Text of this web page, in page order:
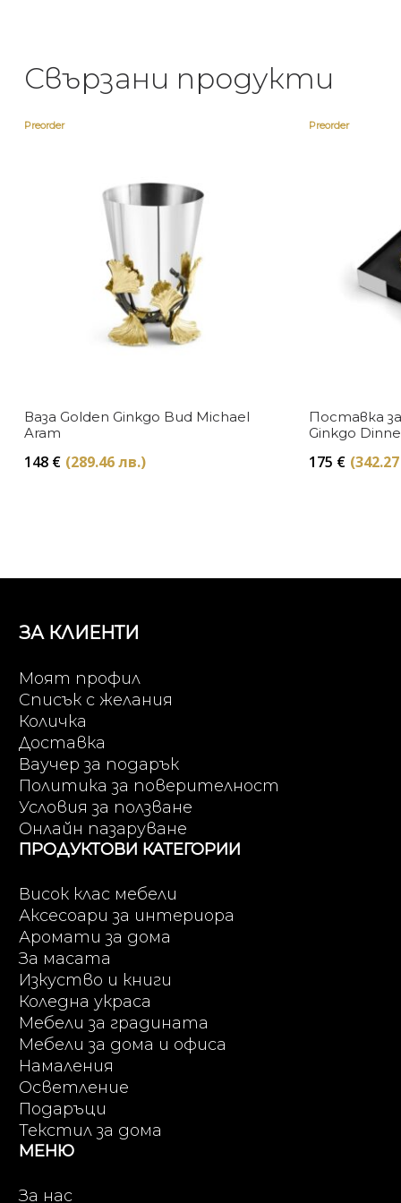
Свързани продукти
Preorder
Ваза Golden Ginkgo Bud Michael
Aram
148 € (289.46 лв.)
Preorder
Поставка
Ginkgo
175 €
ЗА КЛИЕНТИ
Моят профил
Списък с желания
Количка
Доставка
Ваучер за подарък
Политика за поверителност
Условия за ползване
Онлайн пазаруване
ПРОДУКТОВИ КАТЕГОРИИ
Висок клас мебели
Аксесоари за интериора
Аромати за дома
За масата
Изкуство и книги
Коледна украса
Мебели за градината
Мебели за дома и офиса
Намаления
Осветление
Подаръци
Текстил за дома
МЕНЮ
За нас